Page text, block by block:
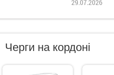
29.07.2026
Черги на кордоні